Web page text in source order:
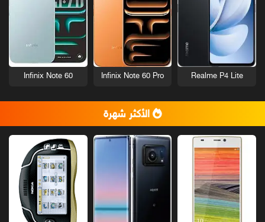
Realme P4 Lite
Infinix Note 60 Pro
Infinix Note 60
الأكثر شهرة